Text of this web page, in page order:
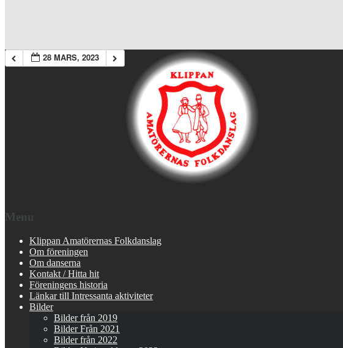
28 MARS, 2023
Menu
Klippan Amatörernas Folkdanslag
Om föreningen
Om danserna
Kontakt / Hitta hit
Föreningens historia
Länkar till Intressanta aktiviteter
Bilder
Bilder från 2019
Bilder Från 2021
Bilder från 2022